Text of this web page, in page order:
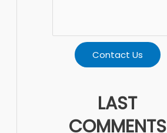
Contact Us
LAST
COMMENTS